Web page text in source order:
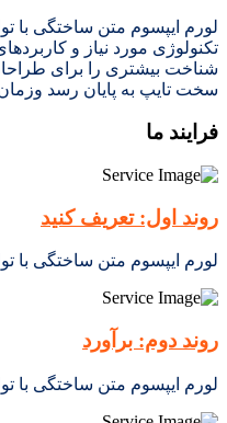
لورم ایپسوم متن ساختگی با
تکنولوژی مورد نیاز و
شناخت بیشتری را برای
سخت تایپ به پایان رسد
فرایند ما
روند اول: تعریف کنید
لورم ایپسوم متن ساختگی با
روند دوم: برآورد
لورم ایپسوم متن ساختگی با